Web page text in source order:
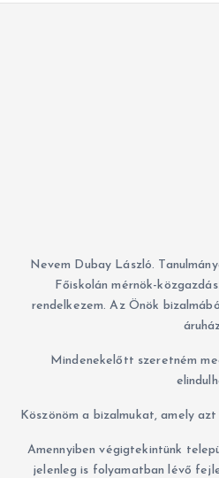
Nevem Dubay László.
Főiskolán mérnök-
rendelkezem. Az Önök
Mindenekelőtt szeretném
Köszönöm a bizalmukat, amely
Amennyiben végigtekintünk
jelenleg is folyamatban lévő